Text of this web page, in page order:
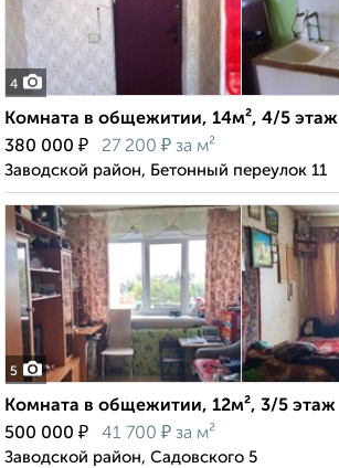
4
Комната в общежитии, 14м², 4/5 этаж
380 000 ₽ 27 200 ₽ за м²
Заводской район, Бетонный переулок 11
5
Комната в общежитии, 12м², 3/5 этаж
500 000 ₽ 41 700 ₽ за м²
Заводской район, Садовского 5